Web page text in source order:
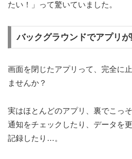
たい！」って驚いていました。
バックグラウンドでアプリ
画面を閉じたアプリって、完全に
ませんか？
実はほとんどのアプリ、裏でこっ
通知をチェックしたり、データを
記録したり…。